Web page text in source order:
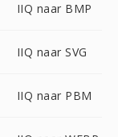
IIQ naar BMP
IIQ naar SVG
IIQ naar PBM